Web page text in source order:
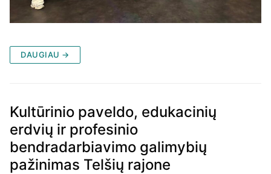
DAUGIAU →
Kultūrinio paveldo, edukacinių
erdvių ir profesinio
bendradarbiavimo galimybių
pažinimas Telšių rajone